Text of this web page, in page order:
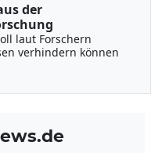
der
laut Forschern
verhindern können